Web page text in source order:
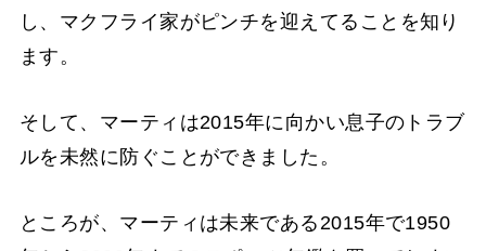
し、マクフライ家がピンチを迎えてることを知り
ます。
そして、マーティは2015年に向かい息子のトラブ
ルを未然に防ぐことができました。
ところが、マーティは未来である2015年で1950